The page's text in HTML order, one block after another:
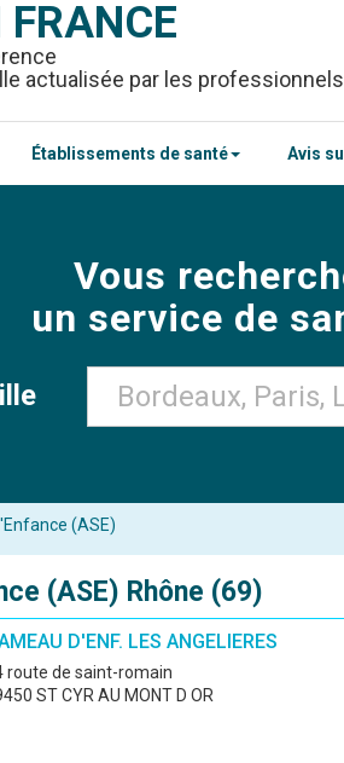
actualisée par les
Établissements de santé Avis
Vous
un service de
(ASE)
(ASE) Rhône (69)
D'ENF. LES ANGELIERES
route de saint-romain
ST CYR AU MONT D OR